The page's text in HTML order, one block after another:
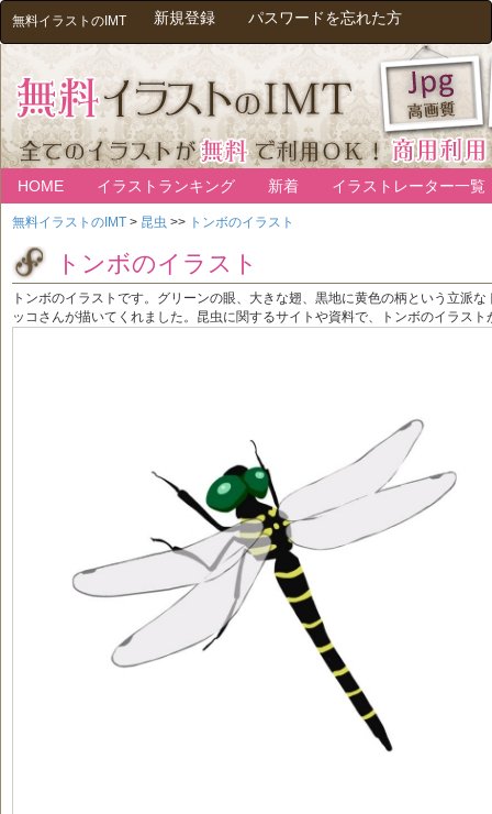
無料イラストのIMT 新規登録 パスワードを忘れた方
HOME イラストランキング 新着 イラストレーター一覧
無料イラストのIMT > 昆虫 >> トンボのイラスト
トンボのイラスト
トンボのイラストです。グリーンの眼、大きな翅、黒地に黄色の柄という立派
ッコさんが描いてくれました。昆虫に関するサイトや資料で、トンボのイラス